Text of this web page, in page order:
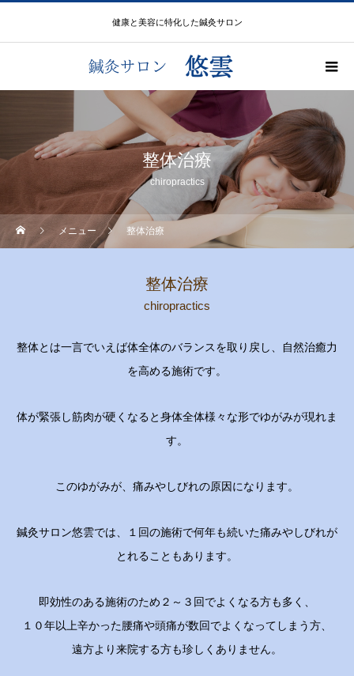
健康と美容に特化した鍼灸サロン
整体治療
chiropractics
メニュー 整体治療
整体治療
chiropractics
整体とは一言でいえば体全体のバランスを取り戻し、自然治癒力
を高める施術です。
体が緊張し筋肉が硬くなると身体全体様々な形でゆがみが現れま
す。
このゆがみが、痛みやしびれの原因になります。
鍼灸サロン悠雲では、１回の施術で何年も続いた痛みやしびれが
とれることもあります。
即効性のある施術のため２～３回でよくなる方も多く、
１０年以上辛かった腰痛や頭痛が数回でよくなってしまう方、
遠方より来院する方も珍しくありません。